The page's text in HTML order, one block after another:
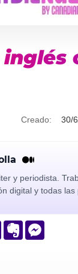
inglés
Creado: 30/
y periodista.
digital y todas las
PinterestEvernote